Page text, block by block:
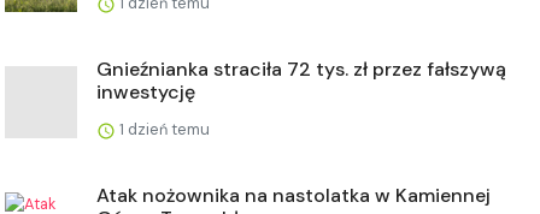
Gnieźnianka straciła 72 tys. zł przez fałszywą
inwestycję
1 dzień temu
Atak nożownika na nastolatka w Kamiennej